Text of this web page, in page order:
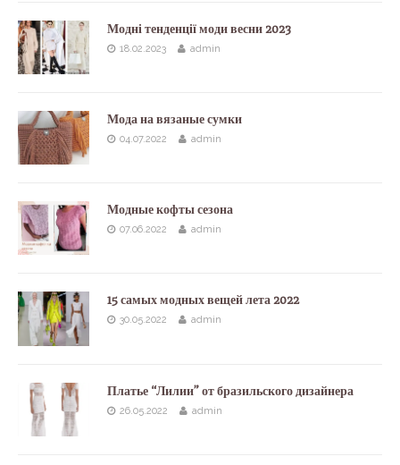
Модні тенденції моди весни 2023
18.02.2023 admin
Мода на вязаные сумки
04.07.2022 admin
Модные кофты сезона
07.06.2022 admin
15 самых модных вещей лета 2022
30.05.2022 admin
Платье “Лилии” от бразильского дизайнера
26.05.2022 admin